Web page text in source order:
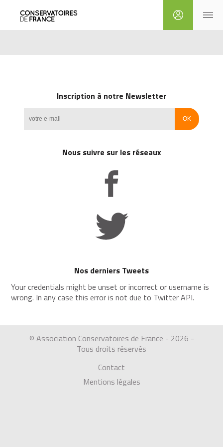
Inscription à notre Newsletter
Nous suivre sur les réseaux
Nos derniers Tweets
Your credentials might be unset or incorrect or username is
wrong. In any case this error is not due to Twitter API.
© Association Conservatoires de France - 2026 -
Tous droits réservés
Contact
Mentions légales